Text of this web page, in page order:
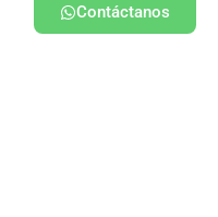
Contáctanos